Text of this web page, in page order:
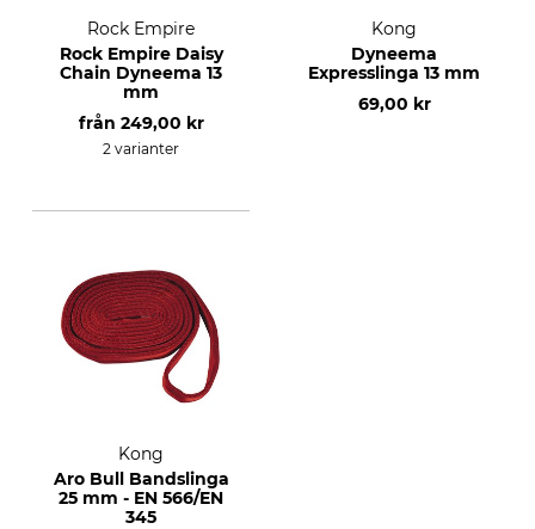
Rock Empire
Rock Empire Daisy
Chain Dyneema 13
mm
från 249,00 kr
2 varianter
Kong
Dyneema
Expresslinga 13 mm
69,00 kr
Kong
Aro Bull Bandslinga
25 mm - EN 566/EN
345